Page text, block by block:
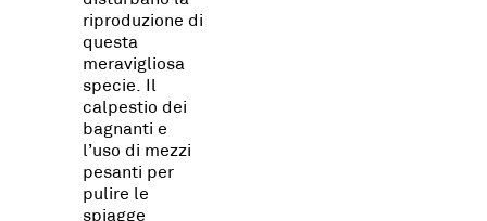
riproduzione di
questa
meravigliosa
specie. Il
calpestio dei
bagnanti e
l’uso di mezzi
pesanti per
pulire le
spiagge